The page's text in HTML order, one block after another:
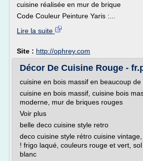
cuisine réalisée en mur de brique
Code Couleur Peinture Yaris :...
Lire la suite
Site : http://ophrey.com
Décor De Cuisine Rouge -
cuisine en bois massif en beaucoup de
cuisine en bois massif, cuisine bois
moderne, mur de briques rouges
Voir plus
belle deco cuisine style retro
deco cuisine style rétro cuisine
! frigo laqué, couleurs rouge et vert,
blanc